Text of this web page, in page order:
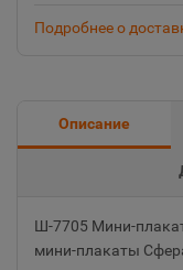
Подробнее о
Описание
Ш-7705 Мини-
мини-плакаты